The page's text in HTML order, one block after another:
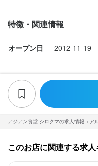
アジアン食堂 シロクマの求人情報（ア
特徴・関連情報
オープン日 2012-11-19
このお店に関連する求